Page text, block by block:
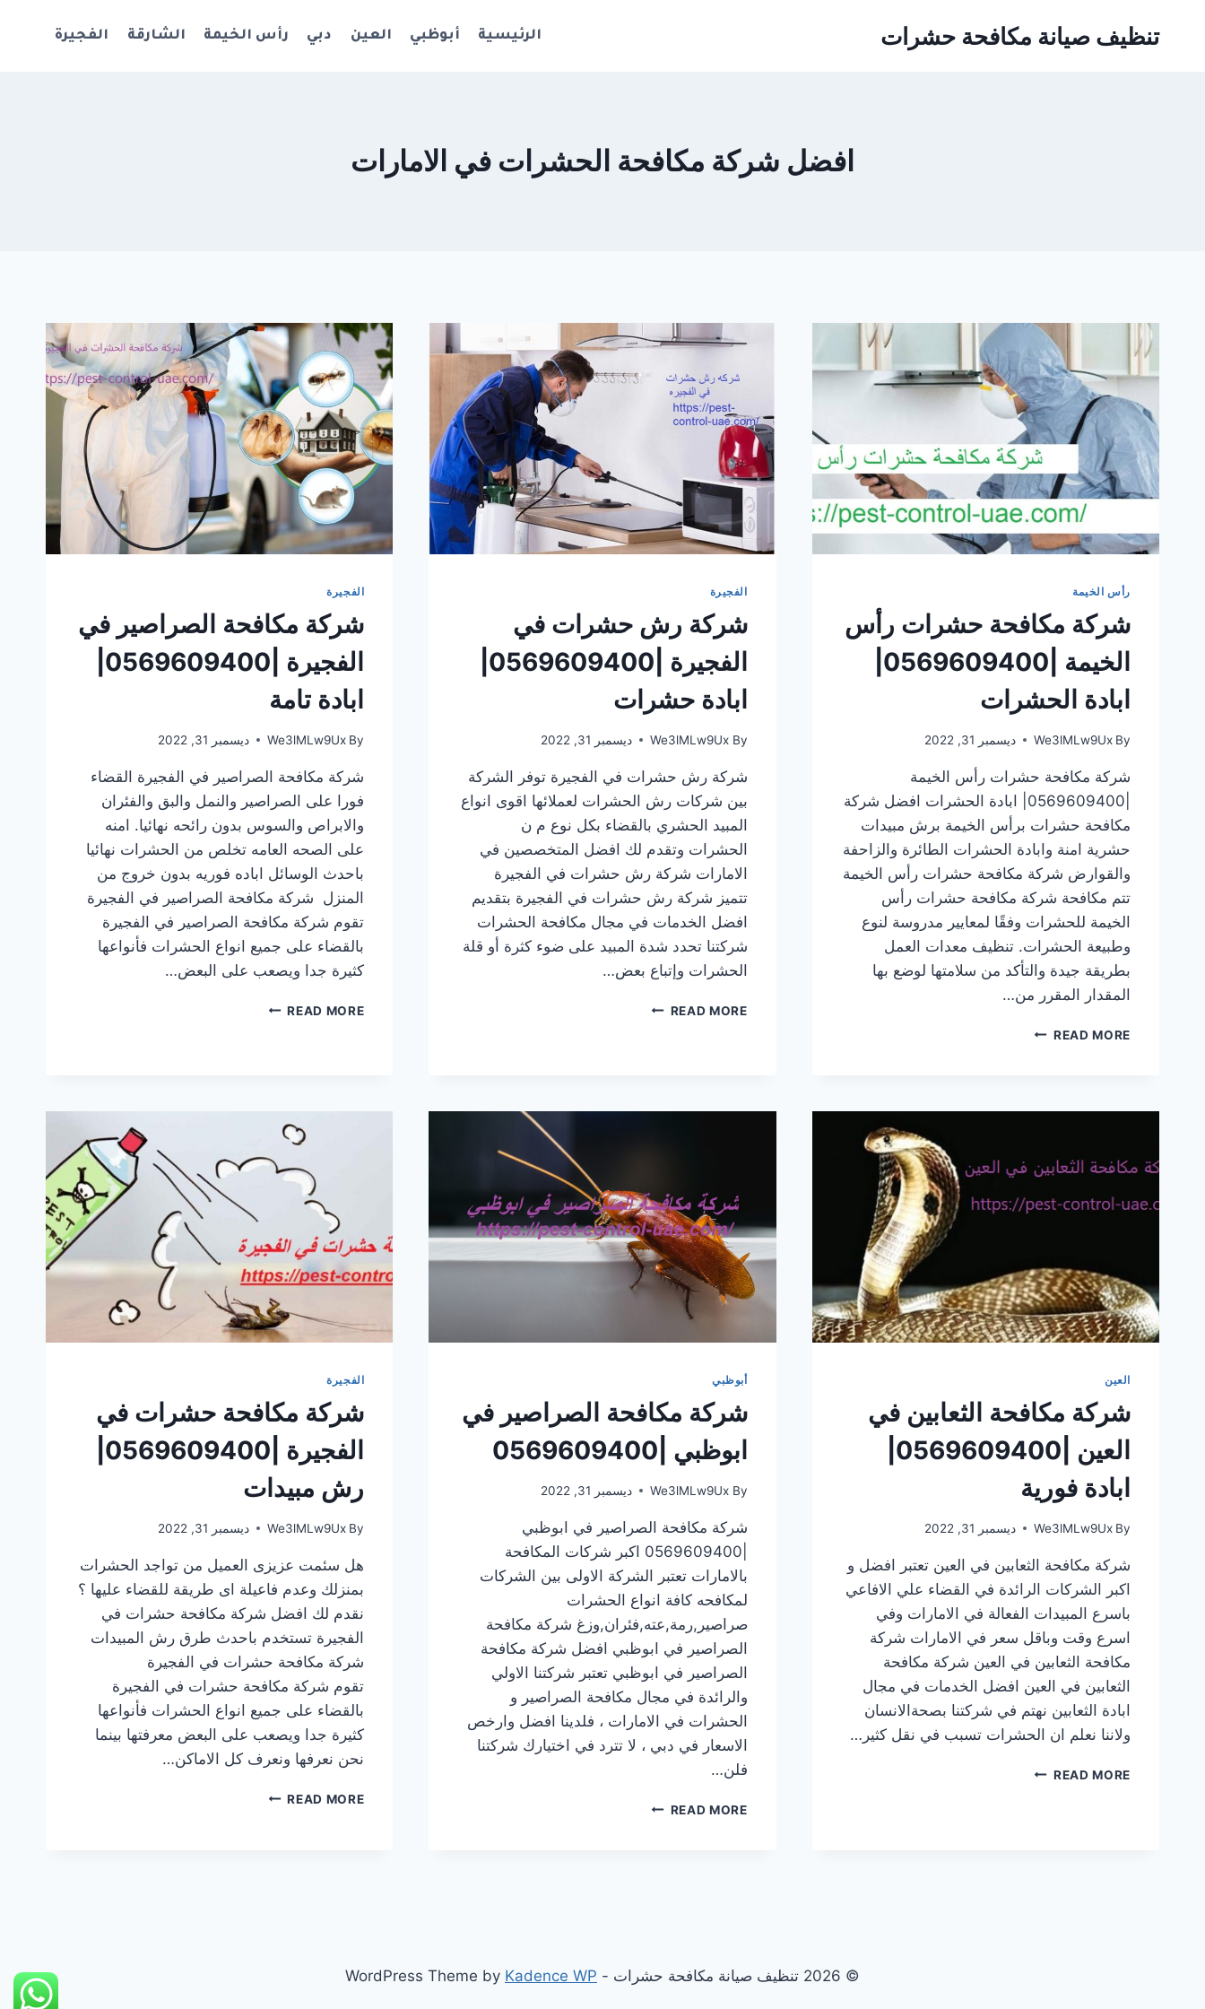
تنظيف صيانة مكافحة حشرات الرئيسية أبوظبي العين دبي رأس الخيمة الشارقة الفجيرة
افضل شركة مكافحة الحشرات في الامارات
رأس الخيمة
شركة مكافحة حشرات رأس
ابادة الحشرات
By
We3lMLw9Ux ديسمبر 31, 2022
شركة مكافحة حشرات رأس الخيمة
|0569609400| ابادة الحشرات افضل شركة
مكافحة حشرات برأس الخيمة برش مبيدات
حشرية امنة وابادة الحشرات الطائرة والزاحفة
والقوارض شركة مكافحة حشرات رأس الخيمة
تتم مكافحة شركة مكافحة حشرات رأس
الخيمة للحشرات وفقًا لمعايير مدروسة لنوع
وطبيعة الحشرات. تنظيف معدات العمل
بطريقة جيدة والتأكد من سلامتها لوضع بها
المقدار المقرر من…
READ MOREشركة
الحشرات
الفجيرة
شركة رش حشرات في
ابادة حشرات
By
We3lMLw9Ux ديسمبر 31, 2022
شركة رش حشرات في الفجيرة توفر الشركة
بين شركات رش الحشرات لعملائها اقوى انواع
المبيد الحشري بالقضاء بكل نوع م ن
الحشرات وتقدم لك افضل المتخصصين في
الامارات شركة رش حشرات في الفجيرة
تتميز شركة رش حشرات في الفجيرة بتقديم
افضل الخدمات في مجال مكافحة الحشرات
شركتنا تحدد شدة المبيد على ضوء كثرة أو قلة
الحشرات وإتباع بعض…
READ MOREشركة
الفجيرة
شركة مكافحة الصراصير في
ابادة تامة
By
We3lMLw9Ux ديسمبر 31, 2022
شركة مكافحة الصراصير في الفجيرة القضاء
فورا على الصراصير والنمل والبق والفئران
والابراص والسوس بدون رائحه نهائيا. امنه
على الصحه العامه تخلص من الحشرات نهائيا
باحدث الوسائل اباده فوريه بدون خروج من
المنزل شركة مكافحة الصراصير في الفجيرة
تقوم شركة مكافحة الصراصير في الفجيرة
بالقضاء على جميع انواع الحشرات فأنواعها
كثيرة جدا ويصعب على البعض…
READ MOREشركة
تامة
العين
شركة مكافحة الثعابين في
ابادة فورية
By
We3lMLw9Ux ديسمبر 31, 2022
شركة مكافحة الثعابين في العين تعتبر افضل و
اكبر الشركات الرائدة في القضاء علي الافاعي
باسرع المبيدات الفعالة في الامارات وفي
اسرع وقت وباقل سعر في الامارات شركة
مكافحة الثعابين في العين شركة مكافحة
الثعابين في العين افضل الخدمات في مجال
ابادة الثعابين نهتم في شركتنا بصحةالانسان
ولاننا نعلم ان الحشرات تسبب في نقل كثير…
READ MOREشركة
أبوظبي
شركة مكافحة الصراصير في
ابوظبي |0569609400
By
We3lMLw9Ux ديسمبر 31, 2022
شركة مكافحة الصراصير في ابوظبي
|0569609400 اكبر شركات المكافحة
بالامارات تعتبر الشركة الاولى بين الشركات
لمكافحه كافة انواع الحشرات
صراصير,رمة,عته,فئران,وزغ شركة مكافحة
الصراصير في ابوظبي افضل شركة مكافحة
الصراصير في ابوظبي تعتبر شركتنا الاولي
والرائدة في مجال مكافحة الصراصير و
الحشرات في الامارات ، فلدينا افضل وارخص
الاسعار في دبي ، لا تترد في اختيارك شركتنا
فلن…
READ MOREشركة
الفجيرة
شركة مكافحة حشرات في
رش مبيدات
By
We3lMLw9Ux ديسمبر 31, 2022
هل سئمت عزيزى العميل من تواجد الحشرات
بمنزلك وعدم فاعيلة اى طريقة للقضاء عليها ؟
نقدم لك افضل شركة مكافحة حشرات في
الفجيرة تستخدم باحدث طرق رش المبيدات
شركة مكافحة حشرات في الفجيرة
تقوم شركة مكافحة حشرات في الفجيرة
بالقضاء على جميع انواع الحشرات فأنواعها
كثيرة جدا ويصعب على البعض معرفتها بينما
نحن نعرفها ونعرف كل الاماكن…
READ MOREشركة
© 2026 تنظيف صيانة مكافحة حشرات - WordPress Theme by Kadence WP